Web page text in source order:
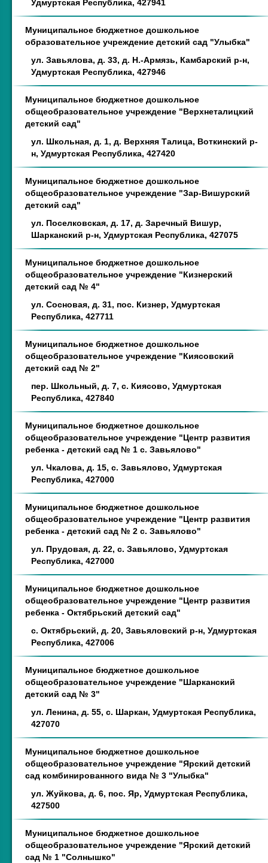
Удмуртская Республика, 427941
Муниципальное бюджетное дошкольное
образовательное учреждение детский сад "Улыбка"
ул. Завьялова, д. 33, д. Н.-Армязь, Камбарский р-н,
Удмуртская Республика, 427946
Муниципальное бюджетное дошкольное
общеобразовательное учреждение "Верхнеталицкий
детский сад"
ул. Школьная, д. 1, д. Верхняя Талица, Воткинский р-
н, Удмуртская Республика, 427420
Муниципальное бюджетное дошкольное
общеобразовательное учреждение "Зар-Вишурский
детский сад"
ул. Поселковская, д. 17, д. Заречный Вишур,
Шарканский р-н, Удмуртская Республика, 427075
Муниципальное бюджетное дошкольное
общеобразовательное учреждение "Кизнерский
детский сад № 4"
ул. Сосновая, д. 31, пос. Кизнер, Удмуртская
Республика, 427711
Муниципальное бюджетное дошкольное
общеобразовательное учреждение "Киясовский
детский сад № 2"
пер. Школьный, д. 7, с. Киясово, Удмуртская
Республика, 427840
Муниципальное бюджетное дошкольное
общеобразовательное учреждение "Центр развития
ребенка - детский сад № 1 с. Завьялово"
ул. Чкалова, д. 15, с. Завьялово, Удмуртская
Республика, 427000
Муниципальное бюджетное дошкольное
общеобразовательное учреждение "Центр развития
ребенка - детский сад № 2 с. Завьялово"
ул. Прудовая, д. 22, с. Завьялово, Удмуртская
Республика, 427000
Муниципальное бюджетное дошкольное
общеобразовательное учреждение "Центр развития
ребенка - Октябрьский детский сад"
с. Октябрьский, д. 20, Завьяловский р-н, Удмуртская
Республика, 427006
Муниципальное бюджетное дошкольное
общеобразовательное учреждение "Шарканский
детский сад № 3"
ул. Ленина, д. 55, с. Шаркан, Удмуртская Республика,
427070
Муниципальное бюджетное дошкольное
общеобразовательное учреждение "Ярский детский
сад комбинированного вида № 3 "Улыбка"
ул. Жуйкова, д. 6, пос. Яр, Удмуртская Республика,
427500
Муниципальное бюджетное дошкольное
общеобразовательное учреждение "Ярский детский
сад № 1 "Солнышко"